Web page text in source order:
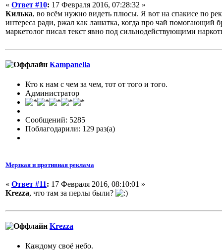
« Ответ #10: 17 Февраля 2016, 07:28:32 »
Килька, во всём нужно видеть плюсы. Я вот на спакисе по
интереса ради, ржал как лашатка, когда про чай помогающий
маркетолог писал текст явно под сильнодействующими
Кampanella
Кто к нам с чем за чем, тот от того и того.
Администратор
Сообщений: 5285
Поблагодарили: 129 раз(а)
Мерзкая и противная реклама
« Ответ #11: 17 Февраля 2016, 08:10:01 »
Krezza, что там за перлы были?
Krezza
Каждому своё небо.